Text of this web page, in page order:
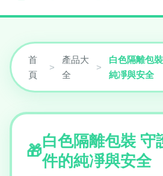
首
頁
>
產品大
全
>
白色隔離包
純凈與安全
白色隔離包裝 守
件的純凈與安全